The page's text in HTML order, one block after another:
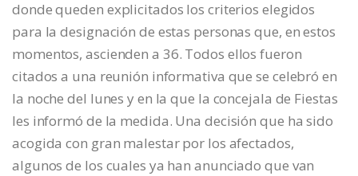
donde queden explicitados los criterios elegidos
para la designación de estas personas que, en estos
momentos, ascienden a 36. Todos ellos fueron
citados a una reunión informativa que se celebró en
la noche del lunes y en la que la concejala de Fiestas
les informó de la medida. Una decisión que ha sido
acogida con gran malestar por los afectados,
algunos de los cuales ya han anunciado que van